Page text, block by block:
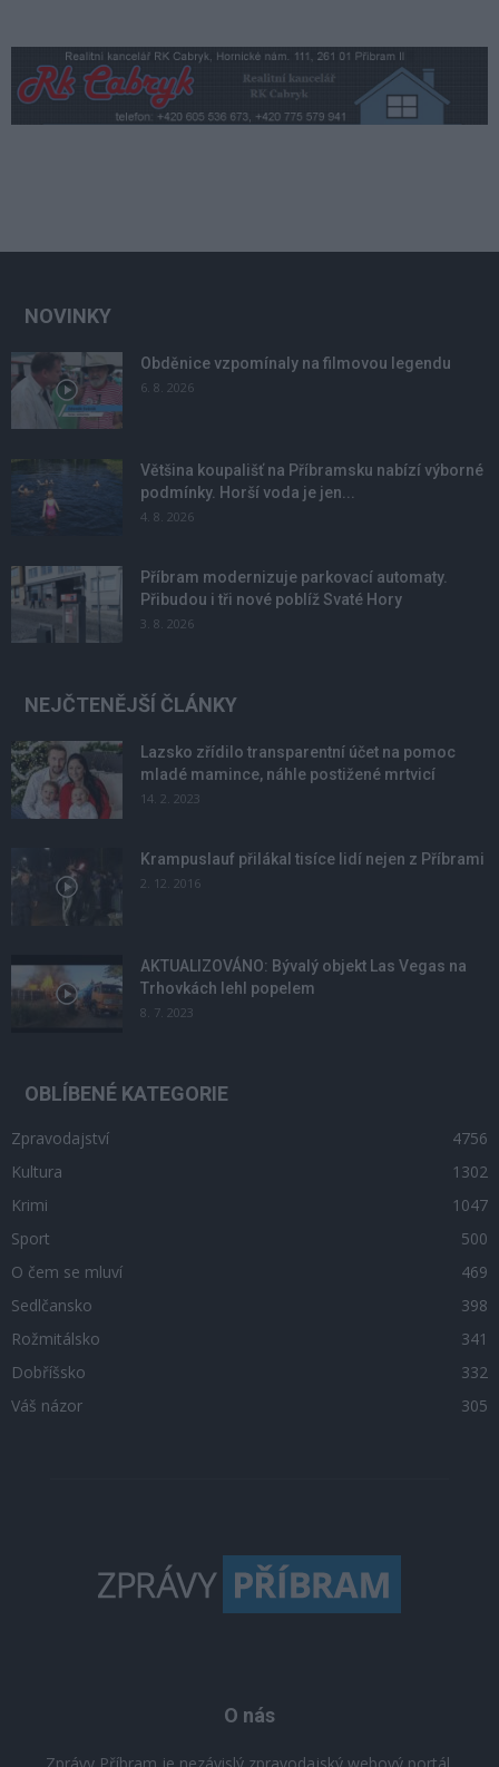
NOVINKY
Obděnice vzpomínaly na filmovou legendu
6. 8. 2026
Většina koupališť na Příbramsku nabízí výborné
podmínky. Horší voda je jen...
4. 8. 2026
Příbram modernizuje parkovací automaty.
Přibudou i tři nové poblíž Svaté Hory
3. 8. 2026
NEJČTENĚJŠÍ ČLÁNKY
Lazsko zřídilo transparentní účet na pomoc
mladé mamince, náhle postižené mrtvicí
14. 2. 2023
Krampuslauf přilákal tisíce lidí nejen z Příbrami
2. 12. 2016
AKTUALIZOVÁNO: Bývalý objekt Las Vegas na
Trhovkách lehl popelem
8. 7. 2023
OBLÍBENÉ KATEGORIE
Zpravodajství
4756
Kultura
1302
Krimi
1047
Sport
500
O čem se mluví
469
Sedlčansko
398
Rožmitálsko
341
Dobříšsko
332
Váš názor
305
O nás